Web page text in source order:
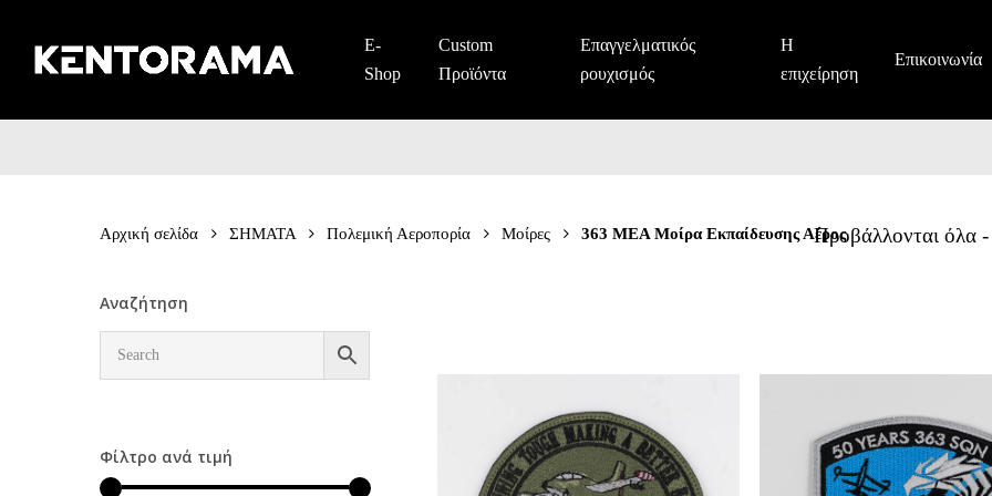
main
E-
Shop
Custom
Προϊόντα
Επαγγελματικός
ρουχισμός
Η
επιχείρηση
Επικοινωνία
Προβάλλονται όλα
Αρχική σελίδα ΣΗΜΑΤΑ Πολεμική Αεροπορία Μοίρες 363 ΜΕΑ Μοίρα Εκπαίδευσης Αέρος
Αναζήτηση
Φίλτρο ανά τιμή